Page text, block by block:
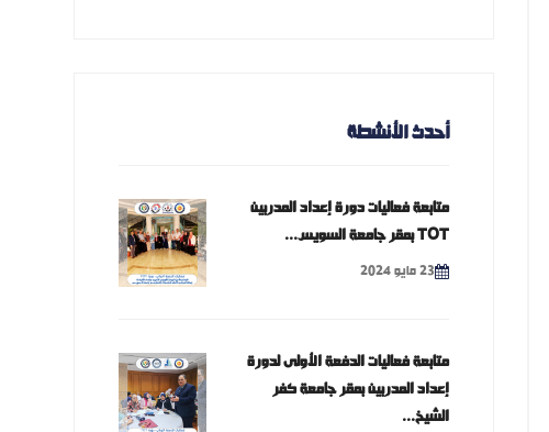
أحدث الأنشطة
متابعة فعاليات دورة إعداد المدربين
TOT بمقر جامعة السويس...
23 مايو 2024
متابعة فعاليات الدفعة الأولى لدورة
إعداد المدربين بمقر جامعة كفر
الشيخ...